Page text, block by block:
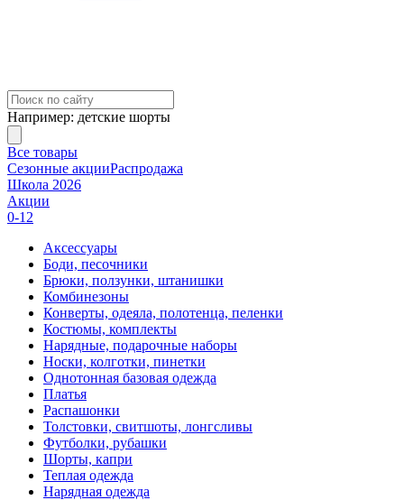
Например: детские шорты
Все товары
Сезонные акцииРаспродажа
Школа 2026
Акции
0-12
Аксессуары
Боди, песочники
Брюки, ползунки, штанишки
Комбинезоны
Конверты, одеяла, полотенца, пеленки
Костюмы, комплекты
Нарядные, подарочные наборы
Носки, колготки, пинетки
Однотонная базовая одежда
Платья
Распашонки
Толстовки, свитшоты, лонгсливы
Футболки, рубашки
Шорты, капри
Теплая одежда
Нарядная одежда